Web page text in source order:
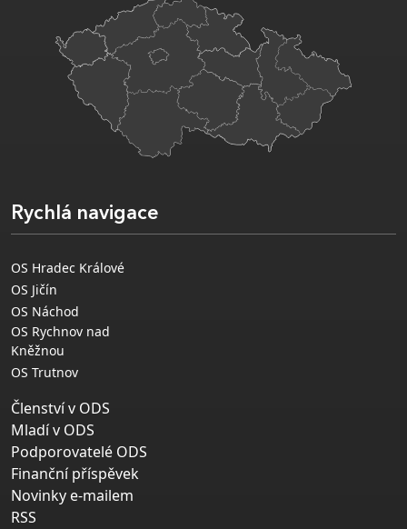
Rychlá navigace
OS Hradec Králové
OS Jičín
OS Náchod
OS Rychnov nad
Kněžnou
OS Trutnov
Členství v ODS
Mladí v ODS
Podporovatelé ODS
Finanční příspěvek
Novinky e-mailem
RSS